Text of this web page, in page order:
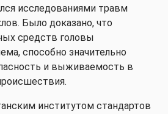
исследованиями травм
Было доказано, что
средств головы
способно значительно
и выживаемость в
институтом стандартов